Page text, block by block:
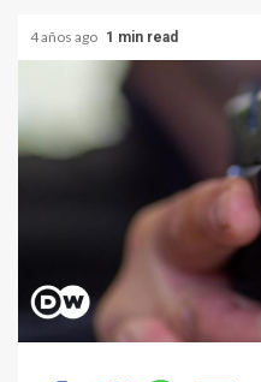
4 años ago 1 min read